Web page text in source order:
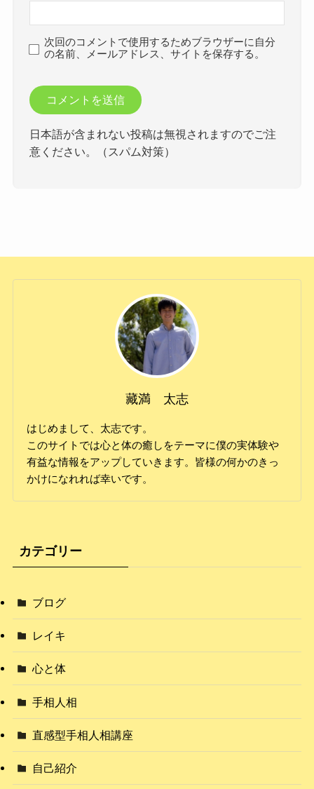
次回のコメントで使用するためブラウザーに自分
の名前、メールアドレス、サイトを保存する。
日本語が含まれない投稿は無視されますのでご注
意ください。（スパム対策）
藏満 太志
はじめまして、太志です。
このサイトでは心と体の癒しをテーマに僕の実体験や
有益な情報をアップしていきます。皆様の何かのきっ
かけになれれば幸いです。
カテゴリー
ブログ
レイキ
心と体
手相人相
直感型手相人相講座
自己紹介